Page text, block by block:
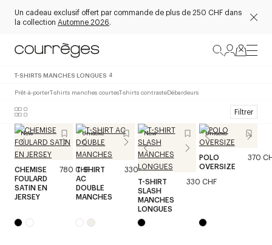
Un cadeau exclusif offert par commande de plus de 250 CHF dans
la collection Automne 2026.
T-SHIRTS MANCHES LONGUES 4
Prêt-à-porterT-shirts manches courtesT-shirts contrasteDébardeurs
Filtrer
New
CHEMISE
FOULARD
SATIN EN
JERSEY
780 CHF
Unisexe
T-SHIRT
AC
DOUBLE
MANCHES
330 CHF
New
T-SHIRT
SLASH
MANCHES
LONGUES
330 CHF
Unisexe
POLO
OVERSIZE
370